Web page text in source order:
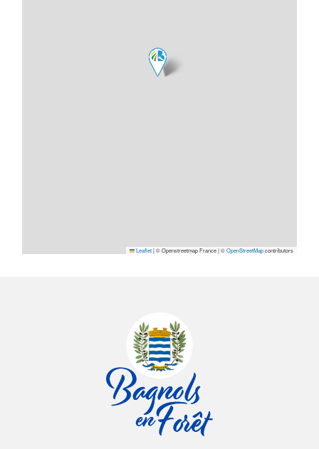
Leaflet|© Openstreetmap France | ©OpenStreetMapcontributors